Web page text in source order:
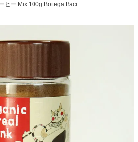
ヒー Mix 100g Bottega Baci